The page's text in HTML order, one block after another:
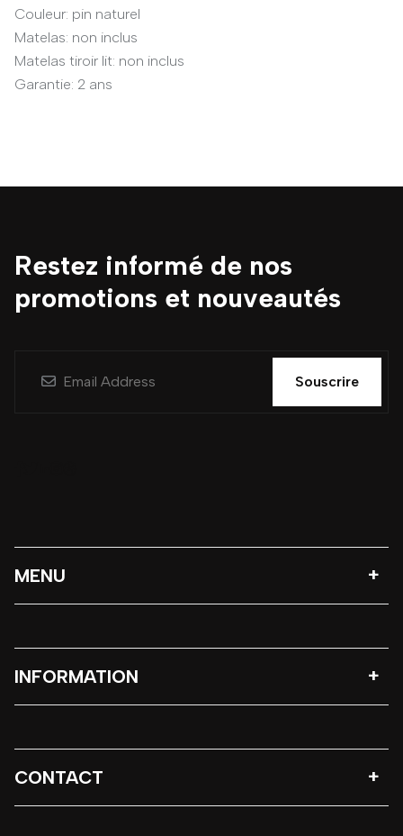
Couleur: pin naturel
Matelas: non inclus
Matelas tiroir lit: non inclus
Garantie: 2 ans
Restez informé de nos
promotions et nouveautés
Souscrire
MENU
INFORMATION
CONTACT